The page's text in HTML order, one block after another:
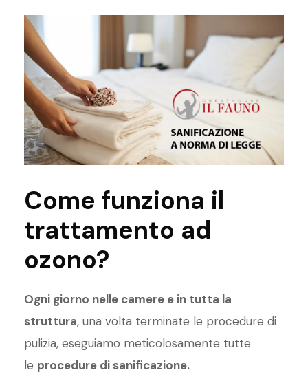
Come funziona il
trattamento ad
ozono?
Ogni giorno nelle camere e in tutta la
struttura, una volta terminate le procedure di
pulizia, eseguiamo meticolosamente tutte
le procedure di sanificazione.